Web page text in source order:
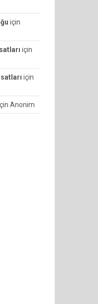
için
için
için
Anonim